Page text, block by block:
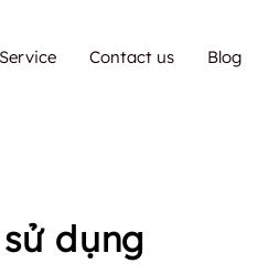
Service Contact us Blog
dụng